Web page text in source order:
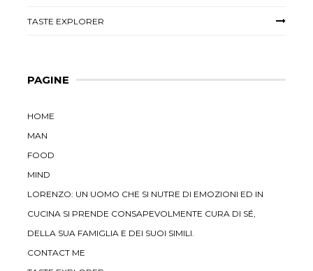
TASTE EXPLORER
PAGINE
HOME
MAN
FOOD
MIND
LORENZO: UN UOMO CHE SI NUTRE DI EMOZIONI ED IN
CUCINA SI PRENDE CONSAPEVOLMENTE CURA DI SÉ,
DELLA SUA FAMIGLIA E DEI SUOI SIMILI.
CONTACT ME